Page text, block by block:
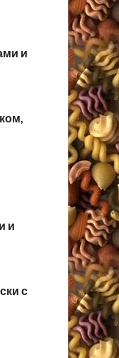
и
и
с